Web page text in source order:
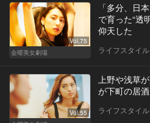
Vol.75
金曜美女劇場
「多分、日
で育った“透
仰天した
ライフスタイル
Vol.55
上野や浅草
が下町の居
ライフスタイル